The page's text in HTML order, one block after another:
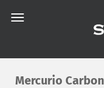
Mercurio